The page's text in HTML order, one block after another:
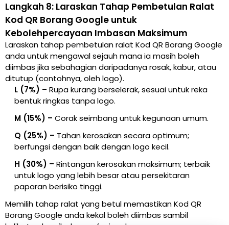
Langkah 8: Laraskan Tahap Pembetulan Ralat
Kod QR Borang Google untuk
Kebolehpercayaan Imbasan Maksimum
Laraskan tahap pembetulan ralat Kod QR Borang Google
anda untuk mengawal sejauh mana ia masih boleh
diimbas jika sebahagian daripadanya rosak, kabur, atau
ditutup (contohnya, oleh logo).
L (7%) – Rupa kurang berselerak, sesuai untuk reka
bentuk ringkas tanpa logo.
M (15%) – Corak seimbang untuk kegunaan umum.
Q (25%) – Tahan kerosakan secara optimum;
berfungsi dengan baik dengan logo kecil.
H (30%) – Rintangan kerosakan maksimum; terbaik
untuk logo yang lebih besar atau persekitaran
paparan berisiko tinggi.
Memilih tahap ralat yang betul memastikan Kod QR
Borang Google anda kekal boleh diimbas sambil